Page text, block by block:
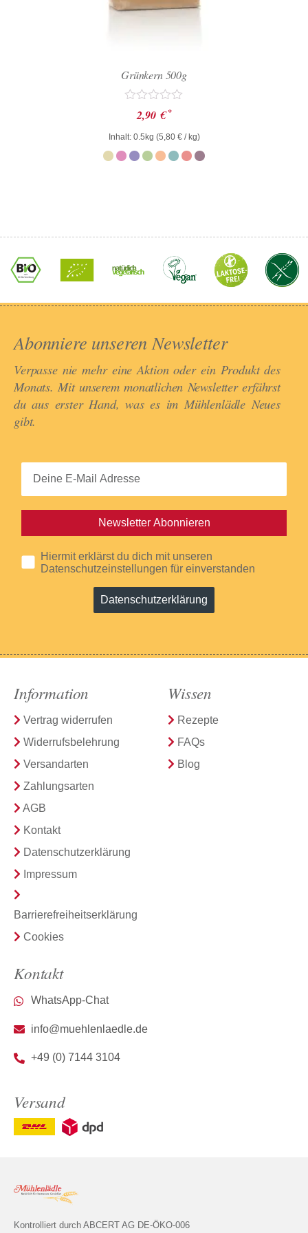
Grünkern 500g
Bewertet
mit
0
von
5
2,90 € *
Inhalt: 0.5kg (5,80 €/ kg)
Abonniere unseren Newsletter​
Verpasse nie mehr eine Aktion oder ein Produkt des
Monats. Mit unserem monatlichen Newsletter erfährst
du aus erster Hand, was es im Mühlenlädle Neues
gibt.​
Newsletter Abonnieren
Hiermit erklärst du dich mit unseren
Datenschutzeinstellungen für einverstanden
Datenschutzerklärung
Kontrolliert durch ABCERT AG DE-ÖKO-006
Information
Vertrag widerrufen
Widerrufsbelehrung
Versandarten
Zahlungsarten
AGB
Kontakt
Datenschutzerklärung
Impressum
Barrierefreiheitserklärung
Cookies
Wissen
Rezepte
FAQs
Blog
Kontakt
WhatsApp-Chat
info@muehlenlaedle.de
+49 (0) 7144 3104
Versand